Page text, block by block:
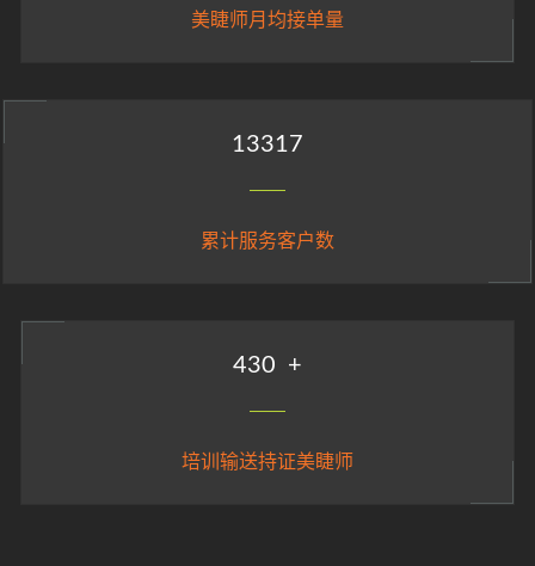
美睫师月均接单量
14783
累计服务客户数
478 +
培训输送持证美睫师